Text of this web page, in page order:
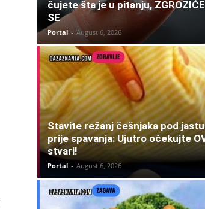
čujete šta je u pitanju,
SE
Portal - August 6, 2026
Stavite režanj češnjaka pod
prije spavanja: Ujutro očekujte
stvari!
Portal - August 6, 2026